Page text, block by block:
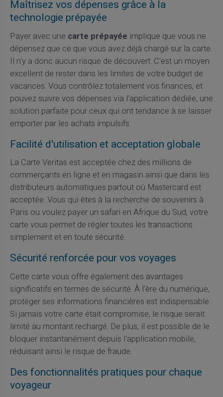
Maîtrisez vos dépenses grâce à la
technologie prépayée
Payer avec une carte prépayée implique que vous ne
dépensez que ce que vous avez déjà chargé sur la carte.
Il n'y a donc aucun risque de découvert. C'est un moyen
excellent de rester dans les limites de votre budget de
vacances. Vous contrôlez totalement vos finances, et
pouvez suivre vos dépenses via l'application dédiée, une
solution parfaite pour ceux qui ont tendance à se laisser
emporter par les achats impulsifs.
Facilité d'utilisation et acceptation globale
La Carte Veritas est acceptée chez des millions de
commerçants en ligne et en magasin ainsi que dans les
distributeurs automatiques partout où Mastercard est
acceptée. Vous qui êtes à la recherche de souvenirs à
Paris ou voulez payer un safari en Afrique du Sud, votre
carte vous permet de régler toutes les transactions
simplement et en toute sécurité.
Sécurité renforcée pour vos voyages
Cette carte vous offre également des avantages
significatifs en termes de sécurité. À l'ère du numérique,
protéger ses informations financières est indispensable.
Si jamais votre carte était compromise, le risque serait
limité au montant rechargé. De plus, il est possible de le
bloquer instantanément depuis l'application mobile,
réduisant ainsi le risque de fraude.
Des fonctionnalités pratiques pour chaque
voyageur